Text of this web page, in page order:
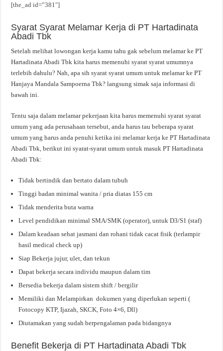
[the_ad id=”381″]
Syarat Syarat Melamar Kerja di PT Hartadinata
Abadi Tbk
Setelah melihat lowongan kerja kamu tahu gak sebelum melamar ke PT
Hartadinata Abadi Tbk kita harus memenuhi syarat syarat umumnya
terlebih dahulu? Nah, apa sih syarat syarat umum untuk melamar ke PT
Hanjaya Mandala Sampoerna Tbk? langsung simak saja informasi di
bawah ini.
Tentu saja dalam melamar pekerjaan kita harus memenuhi syarat syarat
umum yang ada perusahaan tersebut, anda harus tau beberapa syarat
umum yang harus anda penuhi ketika ini melamar kerja ke PT Hartadinata
Abadi Tbk, berikut ini syarat-syarat umum untuk masuk PT Hartadinata
Abadi Tbk:
Tidak bertindik dan bertato dalam tubuh
Tinggi badan minimal wanita / pria diatas 155 cm
Tidak menderita buta warna
Level pendidikan minimal SMA/SMK (operator), untuk D3/S1 (staf)
Dalam keadaan sehat jasmani dan rohani tidak cacat fisik (terlampir
hasil medical check up)
Siap Bekerja jujur, ulet, dan tekun
Dapat bekerja secara individu maupun dalam tim
Bersedia bekerja dalam sistem shift / bergilir
Memiliki dan Melampirkan dokumen yang diperlukan seperti (
Fotocopy KTP, Ijazah, SKCK, Foto 4×6, Dll)
Diutamakan yang sudah berpengalaman pada bidangnya
Benefit Bekerja di PT Hartadinata Abadi Tbk